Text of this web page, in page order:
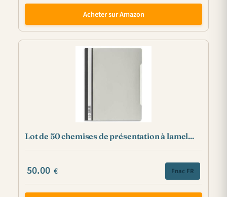
Acheter sur Amazon
Lot de 50 chemises de présentation à lamel...
50.00 € Fnac FR